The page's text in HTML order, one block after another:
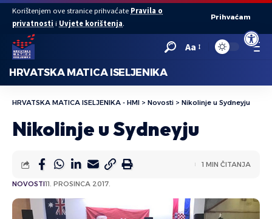
Open
Korištenjem ove stranice prihvaćate Pravila o
privatnosti i Uvjete korištenja.
Prihvaćam
Aa
HRVATSKA MATICA ISELJENIKA
HRVATSKA MATICA ISELJENIKA - HMI > Novosti > Nikolinje u Sydneyju
Nikolinje u Sydneyju
NOVOSTI11. PROSINCA 2017.
1 MIN ČITANJA